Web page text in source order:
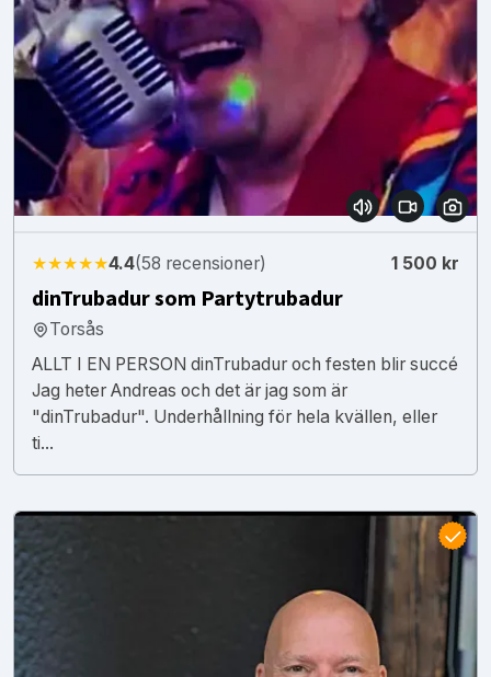
★★★★★4.4(58 recensioner) 1 500 kr
dinTrubadur som Partytrubadur
Torsås
ALLT I EN PERSON dinTrubadur och festen blir succé
Jag heter Andreas och det är jag som är
"dinTrubadur". Underhållning för hela kvällen, eller
ti...